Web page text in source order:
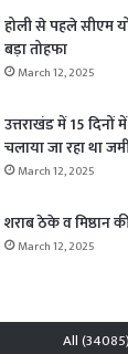
होली से पहले सीएम
बड़ा तोहफा
March 12, 2025
उत्तराखंड में 15
चलाया जा रहा था
March 12, 2025
शराब ठेके व मिष्ठान
March 12, 2025
All (34085)